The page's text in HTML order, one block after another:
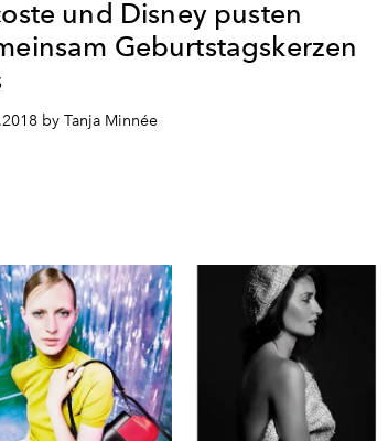
und Disney pusten
Geburtstagskerzen
by Tanja Minnée